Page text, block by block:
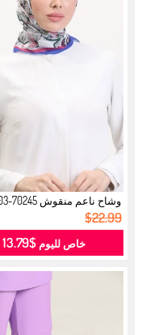
$22.99
خاص لليوم$13.79